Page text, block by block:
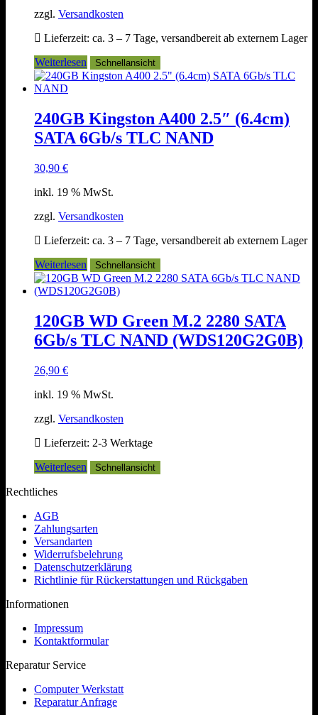
zzgl. Versandkosten
Lieferzeit: ca. 3 – 7 Tage, versandbereit ab externem Lager
Weiterlesen
Schnellansicht
240GB Kingston A400 2.5″ (6.4cm)
SATA 6Gb/s TLC NAND
30,90 €
inkl. 19 % MwSt.
zzgl. Versandkosten
Lieferzeit: ca. 3 – 7 Tage, versandbereit ab externem Lager
Weiterlesen
Schnellansicht
120GB WD Green M.2 2280 SATA
6Gb/s TLC NAND (WDS120G2G0B)
26,90 €
inkl. 19 % MwSt.
zzgl. Versandkosten
Lieferzeit: 2-3 Werktage
Weiterlesen
Schnellansicht
Rechtliches
AGB
Zahlungsarten
Versandarten
Widerrufsbelehrung
Datenschutzerklärung
Richtlinie für Rückerstattungen und Rückgaben
Informationen
Impressum
Kontaktformular
Reparatur Service
Computer Werkstatt
Reparatur Anfrage